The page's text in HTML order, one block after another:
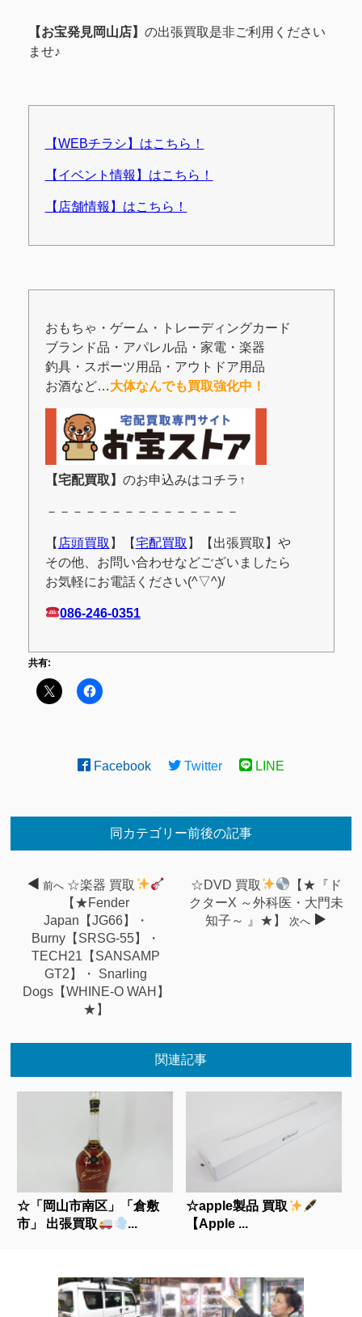
【お宝発見岡山店】 の出張買取是非ご利用ください
ませ♪
【WEBチラシ】はこちら！
【イベント情報】はこちら！
【店舗情報】はこちら！
おもちゃ・ゲーム・トレーディングカード
ブランド品・アパレル品・家電・楽器
釣具・スポーツ用品・アウトドア用品
お酒など…大体なんでも買取強化中！
【宅配買取】 のお申込みはコチラ↑
－－－－－－－－－－－－－－－
【 店頭買取 】【宅配買取 】【出張買取】や
その他、お問い合わせなどございましたら
お気軽にお電話ください(^▽^)/
086-246-0351
共有:
Facebook Twitter LINE
同カテゴリー前後の記事
前へ ☆楽器 買取
【★Fender
Japan【JG66】・
Burny【SRSG-55】・
TECH21【SANSAMP
GT2】・ Snarling
Dogs【WHINE-O WAH】
★】
☆DVD 買取
【★『ド
クターX ～外科医・大門未
知子～ 』★】
次へ
関連記事
☆「岡山市南区」「倉敷
市」 出張買取
...
☆apple製品 買取
【Apple ...